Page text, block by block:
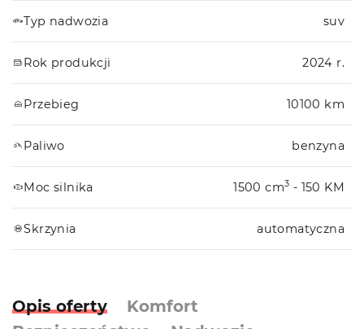
Typ nadwozia suv
Rok produkcji 2024 r.
Przebieg 10100 km
Paliwo benzyna
Moc silnika 1500 cm3 - 150 KM
Skrzynia automatyczna
Opis oferty
Komfort